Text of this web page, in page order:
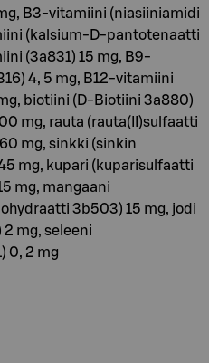
B3-vitamiini (niasiiniamidi
(kalsium-D-pantotenaatti
(3a831) 15 mg, B9-
4, 5 mg, B12-vitamiini
biotiini (D-Biotiini 3a880)
mg, rauta (rauta(II)sulfaatti
mg, sinkki (sinkin
mg, kupari (kuparisulfaatti
mg, mangaani
3b503) 15 mg, jodi
mg, seleeni
0, 2 mg